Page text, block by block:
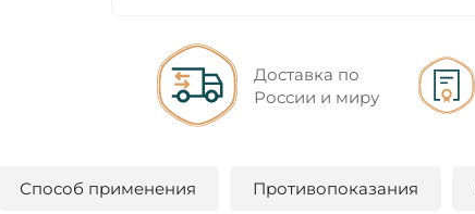
Доставка по
России и миру
Способ применения Противопоказания